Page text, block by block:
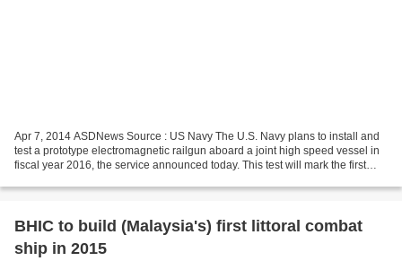
Apr 7, 2014 ASDNews Source : US Navy The U.S. Navy plans to install and
test a prototype electromagnetic railgun aboard a joint high speed vessel in
fiscal year 2016, the service announced today. This test will mark the first
BHIC to build (Malaysia's) first littoral combat
ship in 2015